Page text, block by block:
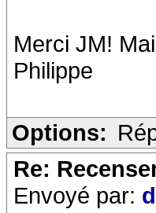
Merci JM!
Philippe
Options:
Re:
Envoyé par: